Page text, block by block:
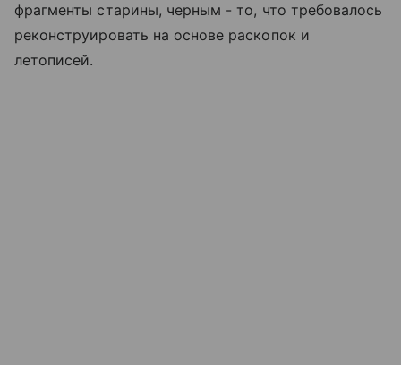
фрагменты старины, черным - то, что требовалось
реконструировать на основе раскопок и
летописей.